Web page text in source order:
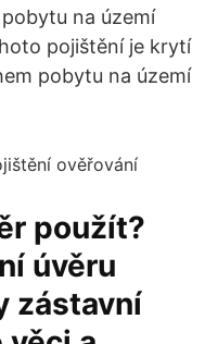
na území
pojištění je krytí
pobytu na území
použít?
úvěru
zástavní